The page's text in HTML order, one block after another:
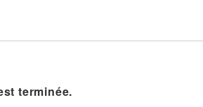
terminée.